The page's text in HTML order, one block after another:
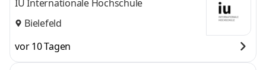
IU Internationale Hochschule
Bielefeld
vor 10 Tagen